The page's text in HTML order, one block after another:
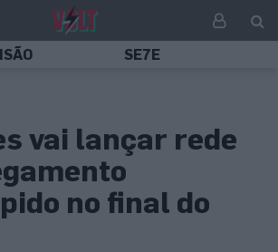
SE7E
vai lançar rede
no final do